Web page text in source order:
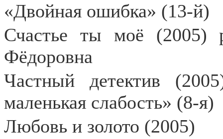
«Двойная ошибка» (13-й)
Счастье ты моё (2005)
Фёдоровна
Частный детектив
маленькая слабость» (8-я)
Любовь и золото (2005)